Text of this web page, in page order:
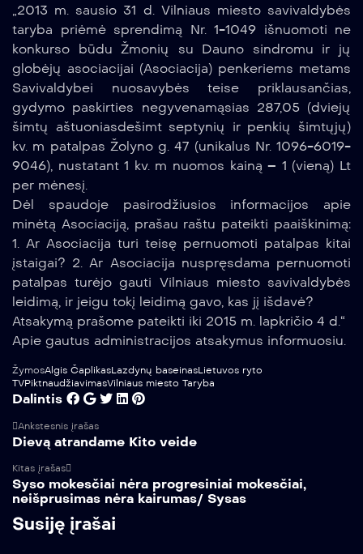
„2013 m. sausio 31 d. Vilniaus miesto savivaldybės
taryba priėmė sprendimą Nr. 1-1049 išnuomoti ne
konkurso būdu Žmonių su Dauno sindromu ir jų
globėjų asociacijai (Asociacija) penkeriems metams
Savivaldybei nuosavybės teise priklausančias,
gydymo paskirties negyvenamąsias 287,05 (dviejų
šimtų aštuoniasdešimt septynių ir penkių šimtųjų)
kv. m patalpas Žolyno g. 47 (unikalus Nr. 1096-6019-
9046), nustatant 1 kv. m nuomos kainą – 1 (vieną) Lt
per mėnesį.
Dėl spaudoje pasirodžiusios informacijos apie
minėtą Asociaciją, prašau raštu pateikti paaiškinimą:
1. Ar Asociacija turi teisę pernuomoti patalpas kitai
įstaigai? 2. Ar Asociacija nuspręsdama pernuomoti
patalpas turėjo gauti Vilniaus miesto savivaldybės
leidimą, ir jeigu tokį leidimą gavo, kas jį išdavė?
Atsakymą prašome pateikti iki 2015 m. lapkričio 4 d.“
Apie gautus administracijos atsakymus informuosiu.
ŽymosAlgis ČaplikasLazdynų baseinasLietuvos ryto
TVPiktnaudžiavimasVilniaus miesto Taryba
Dalintis
Ankstesnis įrašas
Dievą atrandame Kito veide
Kitas įrašas
Syso mokesčiai nėra progresiniai mokesčiai,
neišprusimas nėra kairumas/ Sysas
Susiję įrašai